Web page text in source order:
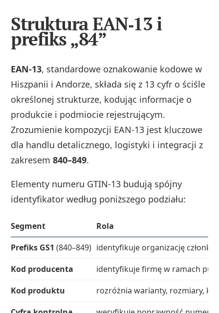
Struktura EAN‑13 i
prefiks „84”
EAN‑13, standardowe oznakowanie kodowe w
Hiszpanii i Andorze, składa się z 13 cyfr o ściśle
określonej strukturze, kodując informacje o
produkcie i podmiocie rejestrującym.
Zrozumienie kompozycji EAN‑13 jest kluczowe
dla handlu detalicznego, logistyki i integracji z
zakresem840–849.
Elementy numeru GTIN‑13 budują spójny
identyfikator według poniższego podziału:
Segment
Rola
Prefiks GS1 (840–849) identyfikuje organizację
Kod producenta
identyfikuje firmę w ramach puli
Kod produktu
rozróżnia warianty, rozmiary,